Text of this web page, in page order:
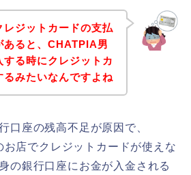
レジットカードの支払
あると、CHATPIA男
る時にクレジットカ
るみたいなんですよね
口座の残高不足が原因で、
店でクレジットカードが使えな
の銀行口座にお金が入金される